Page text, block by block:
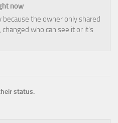
now
the owner only shared
who can see it or it's
status.